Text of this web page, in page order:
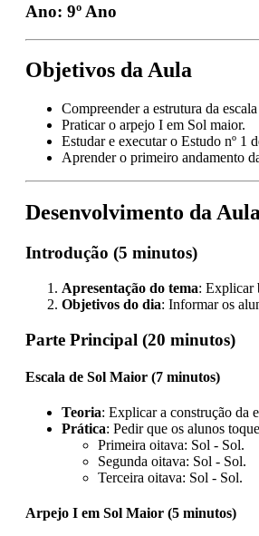
Ano: 9º Ano
Objetivos da Aula
Compreender a estrutura da
Praticar o arpejo I em Sol maior.
Estudar e executar o Estudo nº 1
Aprender o primeiro andamento
Desenvolvimento da
Introdução (5 minutos)
Apresentação do tema: Explicar
Objetivos do dia: Informar os
Parte Principal (20 minutos)
Escala de Sol Maior (7 minutos)
Teoria: Explicar a construção da
Prática: Pedir que os alunos
Primeira oitava: Sol - Sol.
Segunda oitava: Sol - Sol.
Terceira oitava: Sol - Sol.
Arpejo I em Sol Maior (5 minutos)